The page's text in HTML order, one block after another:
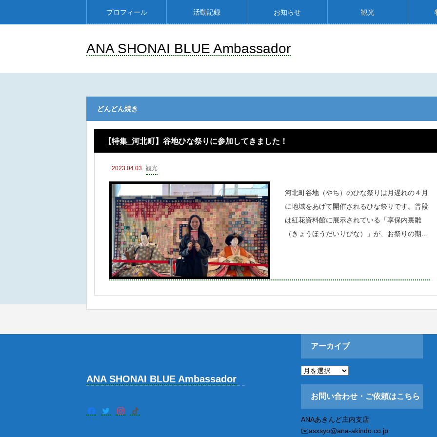
プロフィール 活動記録 お知らせ 観光
ANA SHONAI BLUE Ambassador
どんどん焼き
【特集_河北町】谷地ひな祭りに参加してきました！
2023.04.03 観光
河北町谷地（やち）のひな祭りは月遅れの４月
に地域をあげて開催されるひな祭りです。普段
は紅花資料館に展示されている「享保内裏雛
（きょうほうだいりびな）」が、お祭りの期間
アーカイブ
ア
ー
お問い合わせ・ご依頼はこちら
ANAあきんど庄内支店
✉️asxsyo@ana-akindo.co.jp
ANA SHONAI BLUE Ambassador